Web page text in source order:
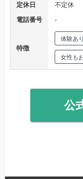
定休日
不定休
電話番号
‐
特徴
体験あり
女性も
公